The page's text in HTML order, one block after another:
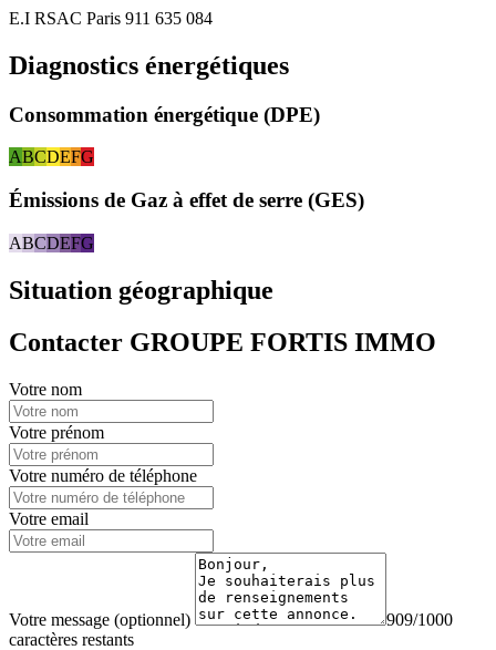
E.I RSAC Paris 911 635 084
Diagnostics énergétiques
Consommation énergétique (DPE)
ABCDEFG
Émissions de Gaz à effet de serre (GES)
ABCDEFG
Situation géographique
Contacter GROUPE FORTIS IMMO
Votre nom
Votre prénom
Votre numéro de téléphone
Votre email
Votre message (optionnel)
909/1000
caractères restants